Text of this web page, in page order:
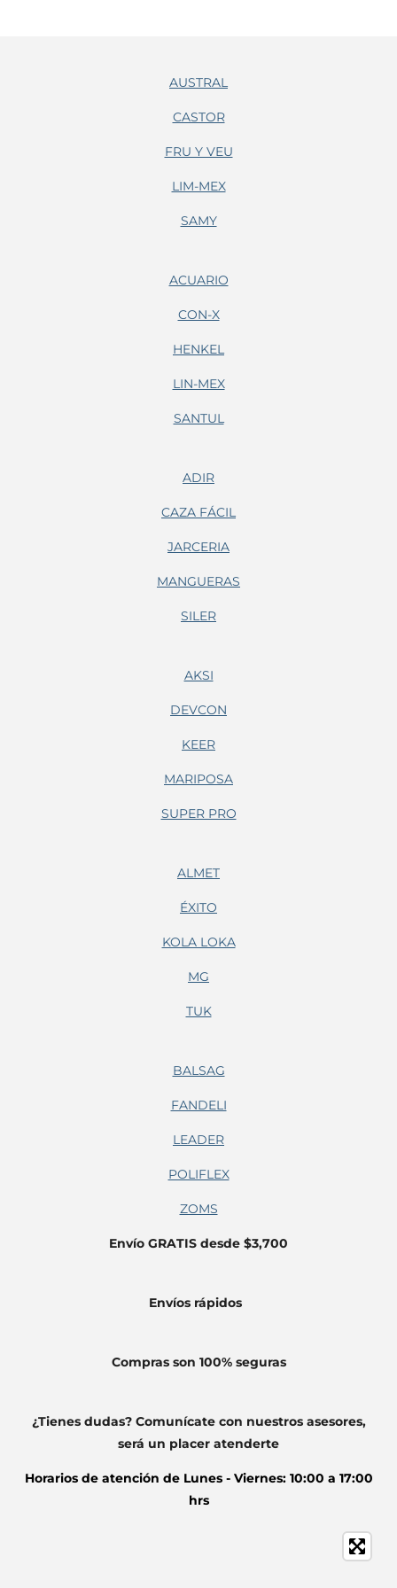
AUSTRAL
CASTOR
FRU Y VEU
LIM-MEX
SAMY
ACUARIO
CON-X
HENKEL
LIN-MEX
SANTUL
ADIR
CAZA FÁCIL
JARCERIA
MANGUERAS
SILER
AKSI
DEVCON
KEER
MARIPOSA
SUPER PRO
ALMET
ÉXITO
KOLA LOKA
MG
TUK
BALSAG
FANDELI
LEADER
POLIFLEX
ZOMS
Envío GRATIS desde $3,700
Envíos rápidos
Compras son 100% seguras
¿Tienes dudas? Comunícate con nuestros asesores,
será un placer atenderte
Horarios de atención de Lunes - Viernes: 10:00 a 17:00
hrs